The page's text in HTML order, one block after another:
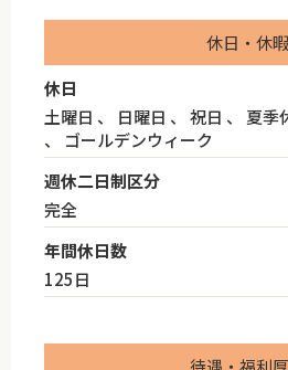
休日・休暇
休日
土曜日 、 日曜日 、 祝日 、 夏
、 ゴールデンウィーク
週休二日制区分
完全
年間休日数
125日